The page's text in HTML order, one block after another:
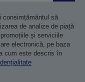
consimțământul să
de analize de piață
și serviciile
electronică, pe baza
cum este descris în